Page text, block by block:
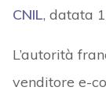
CNIL, datata
L’autorità
venditore e-